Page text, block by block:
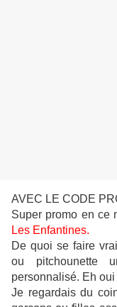
AVEC LE CODE
Super promo en ce
Les Enfantines.
De quoi se faire
ou pitchounette
personnalisé. Eh
Je regardais du